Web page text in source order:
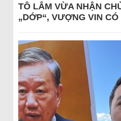
TÔ LÂM VỪA NHẬN
„DỚP“, VƯỢNG VIN